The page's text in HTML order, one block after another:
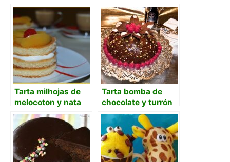
Tarta milhojas de
melocoton y nata
Tarta bomba de
chocolate y turrón